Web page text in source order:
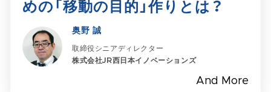
めの「移動の目的」作りとは？​
奥野 誠
取締役シニアディレクター
株式会社JR西日本イノベーションズ
And More